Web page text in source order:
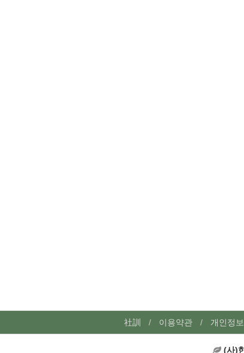
社訓 이용약관 개인정
(사)